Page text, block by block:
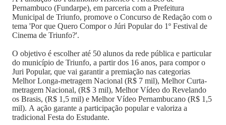
Pernambuco (Fundarpe), em parceria com a Prefeitura
Municipal de Triunfo, promove o Concurso de Redação com o
tema 'Por que Quero Compor o Júri Popular do 1º Festival de
Cinema de Triunfo?'.
O objetivo é escolher até 50 alunos da rede pública e particular
do município de Triunfo, a partir dos 16 anos, para compor o
Juri Popular, que vai garantir a premiação nas categorias
Melhor Longa-metragem Nacional (R$ 7 mil), Melhor Curta-
metragem Nacional, (R$ 3 mil), Melhor Vídeo do Revelando
os Brasis, (R$ 1,5 mil) e Melhor Vídeo Pernambucano (R$ 1,5
mil). A ação garante a participação popular e valoriza a
tradicional Festa do Estudante.